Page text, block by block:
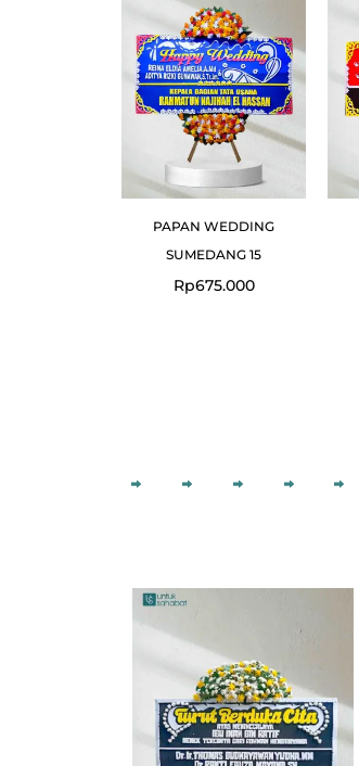
PAPAN WEDDING
SUMEDANG 15
Rp675.000